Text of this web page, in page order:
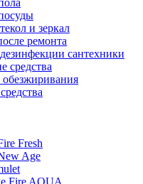
и зеркал
ремонта
сантехники
средства
обезжиривания
Fresh
Age
Fire AQUA